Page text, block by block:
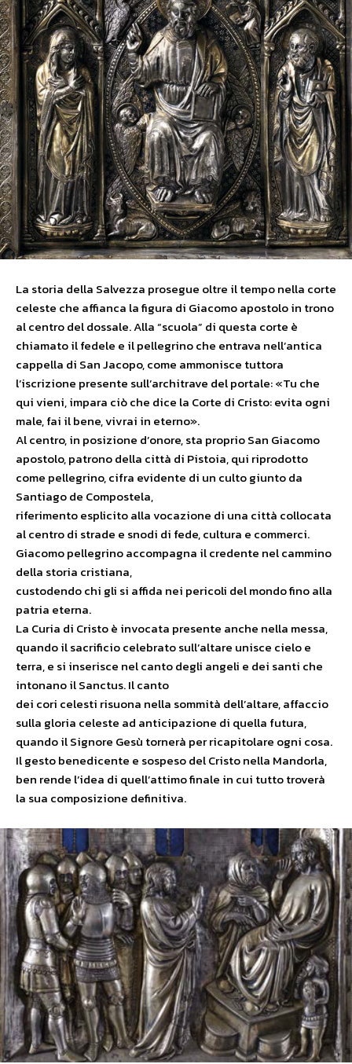
La storia della Salvezza prosegue oltre il tempo nella corte
celeste che affianca la figura di Giacomo apostolo in trono
al centro del dossale. Alla “scuola” di questa corte è
chiamato il fedele e il pellegrino che entrava nell’antica
cappella di San Jacopo, come ammonisce tuttora
l’iscrizione presente sull’architrave del portale: «Tu che
qui vieni, impara ciò che dice la Corte di Cristo: evita ogni
male, fai il bene, vivrai in eterno».
Al centro, in posizione d’onore, sta proprio San Giacomo
apostolo, patrono della città di Pistoia, qui riprodotto
come pellegrino, cifra evidente di un culto giunto da
Santiago de Compostela,
riferimento esplicito alla vocazione di una città collocata
al centro di strade e snodi di fede, cultura e commerci.
Giacomo pellegrino accompagna il credente nel cammino
della storia cristiana,
custodendo chi gli si affida nei pericoli del mondo fino alla
patria eterna.
La Curia di Cristo è invocata presente anche nella messa,
quando il sacrificio celebrato sull’altare unisce cielo e
terra, e si inserisce nel canto degli angeli e dei santi che
intonano il Sanctus. Il canto
dei cori celesti risuona nella sommità dell’altare, affaccio
sulla gloria celeste ad anticipazione di quella futura,
quando il Signore Gesù tornerà per ricapitolare ogni cosa.
Il gesto benedicente e sospeso del Cristo nella Mandorla,
ben rende l’idea di quell’attimo finale in cui tutto troverà
la sua composizione definitiva.